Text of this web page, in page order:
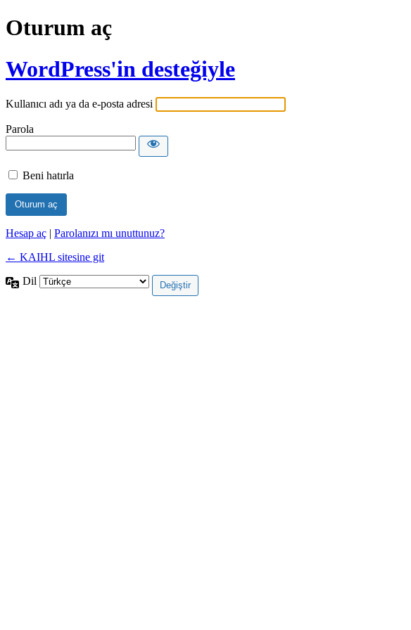
Oturum aç
WordPress'in desteğiyle
Kullanıcı adı ya da e-posta adresi
Parola
Beni hatırla
Hesap aç | Parolanızı mı unuttunuz?
← KAIHL sitesine git
Dil